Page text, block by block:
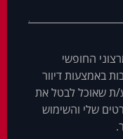
החופשי
באמצעות דיוור
ת שאוכל לבטל את
שלי והשימוש